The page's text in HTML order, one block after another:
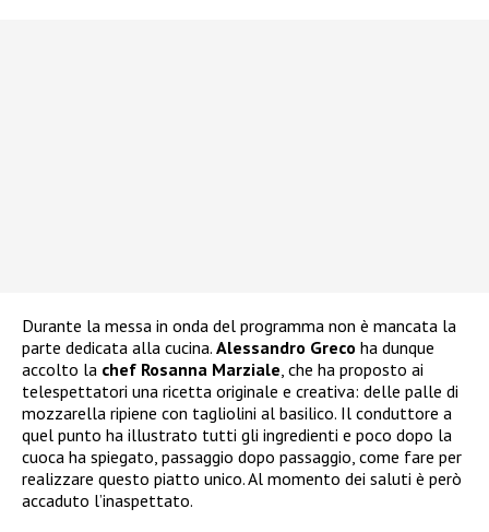
Durante la messa in onda del programma non è mancata la
parte dedicata alla cucina. Alessandro Greco ha dunque
accolto la chef Rosanna Marziale, che ha proposto ai
telespettatori una ricetta originale e creativa: delle palle di
mozzarella ripiene con tagliolini al basilico. Il conduttore a
quel punto ha illustrato tutti gli ingredienti e poco dopo la
cuoca ha spiegato, passaggio dopo passaggio, come fare per
realizzare questo piatto unico. Al momento dei saluti è però
accaduto l’inaspettato.